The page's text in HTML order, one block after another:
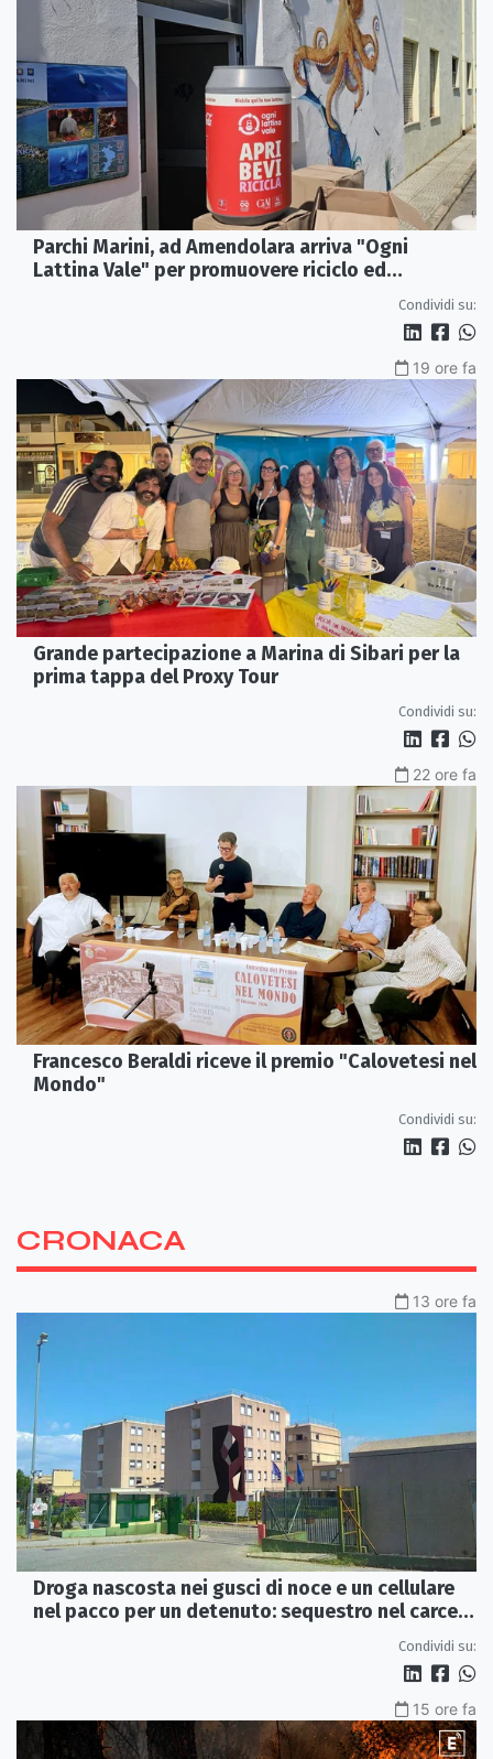
Parchi Marini, ad Amendolara arriva "Ogni
Lattina Vale" per promuovere riciclo ed
Condividi su:
19 ore fa
Grande partecipazione a Marina di Sibari per la
prima tappa del Proxy Tour
Condividi su:
22 ore fa
Francesco Beraldi riceve il premio "Calovetesi nel
Mondo"
Condividi su:
CRONACA
13 ore fa
Droga nascosta nei gusci di noce e un cellulare
nel pacco per un detenuto: sequestro nel carcere
Condividi su:
15 ore fa